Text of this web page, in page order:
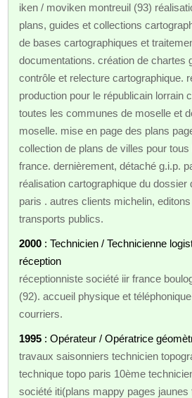
iken / moviken montreuil (93)
plans, guides et collections
de bases cartographiques et
documentations. création de chartes
contrôle et relecture cartographique.
production pour le républicain lorrain
toutes les communes de moselle et
moselle. mise en page des plans
collection de plans de villes pour
france. dernièrement, détaché g.i.p.
réalisation cartographique du dossier
paris . autres clients michelin,
transports publics.
2000 : Technicien / Technicienne
réception
réceptionniste société iir france
(92). accueil physique et
courriers.
1995 : Opérateur / Opératrice
travaux saisonniers technicien
technique topo paris 10ème
société iti(plans mappy pages jaunes